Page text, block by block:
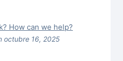
How can we help?
octubre 16, 2025